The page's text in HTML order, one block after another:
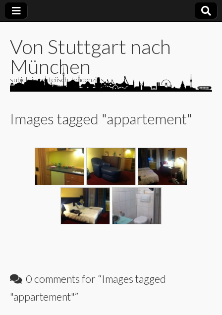
Von Stuttgart nach
München
subjektiv, parteiisch, tendenziös
Images tagged "appartement"
0 comments for “Images tagged
"appartement"”